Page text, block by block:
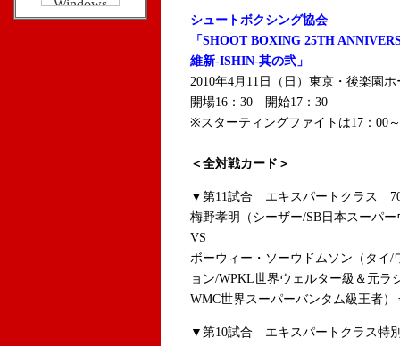
シュートボクシング協会
「SHOOT BOXING 25TH
維新-ISHIN-其の弐」
2010年4月11日（日）東京・後楽園ホ
開場16：30 開始17：30
※スターティングファイトは17：00～
＜全対戦カード＞
▼第11試合 エキスパートクラス
梅野孝明（シーザー/SB日本スーパ
VS
ボーウィー・ソーウドムソン（タイ
ョン/WPKL世界ウェルター級＆元ラ
WMC世界スーパーバンタム級王者）
▼第10試合 エキスパートクラス特